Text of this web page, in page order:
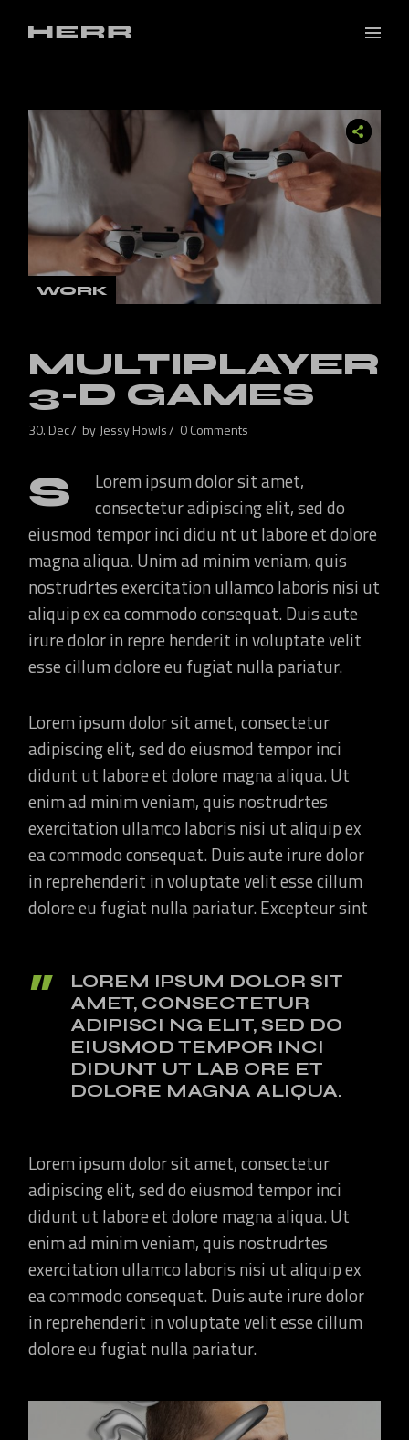
WORK
MULTIPLAYER
3-D GAMES
30. Dec by Jessy Howls 0 Comments
S
Lorem ipsum dolor sit amet,
consectetur adipiscing elit, sed do
eiusmod tempor inci didu nt ut labore et dolore
magna aliqua. Unim ad minim veniam, quis
nostrudrtes exercitation ullamco laboris nisi ut
aliquip ex ea commodo consequat. Duis aute
irure dolor in repre henderit in voluptate velit
esse cillum dolore eu fugiat nulla pariatur.
Lorem ipsum dolor sit amet, consectetur
adipiscing elit, sed do eiusmod tempor inci
didunt ut labore et dolore magna aliqua. Ut
enim ad minim veniam, quis nostrudrtes
exercitation ullamco laboris nisi ut aliquip ex
ea commodo consequat. Duis aute irure dolor
in reprehenderit in voluptate velit esse cillum
dolore eu fugiat nulla pariatur. Excepteur sint
LOREM IPSUM DOLOR SIT
AMET, CONSECTETUR
ADIPISCI NG ELIT, SED DO
EIUSMOD TEMPOR INCI
DIDUNT UT LAB ORE ET
DOLORE MAGNA ALIQUA.
Lorem ipsum dolor sit amet, consectetur
adipiscing elit, sed do eiusmod tempor inci
didunt ut labore et dolore magna aliqua. Ut
enim ad minim veniam, quis nostrudrtes
exercitation ullamco laboris nisi ut aliquip ex
ea commodo consequat. Duis aute irure dolor
in reprehenderit in voluptate velit esse cillum
dolore eu fugiat nulla pariatur.